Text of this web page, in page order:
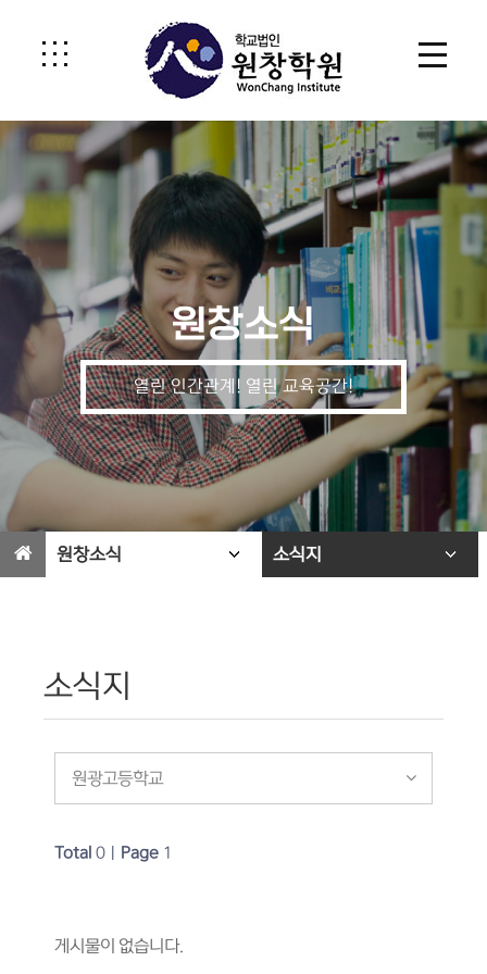
원창소식
열린 인간관계! 열린 교육공간!
원창소식 소식지
소식지
원광고등학교
Total 0 Page 1
게시물이 없습니다.